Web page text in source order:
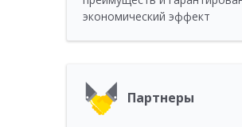
экономический эффект
Партнеры